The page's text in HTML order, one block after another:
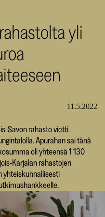
yli
11.5.2022
Savon rahasto vietti
Apurahan sai tänä
oli yhteensä 1 130
Karjalan rahastojen
yhteiskunnallisesti